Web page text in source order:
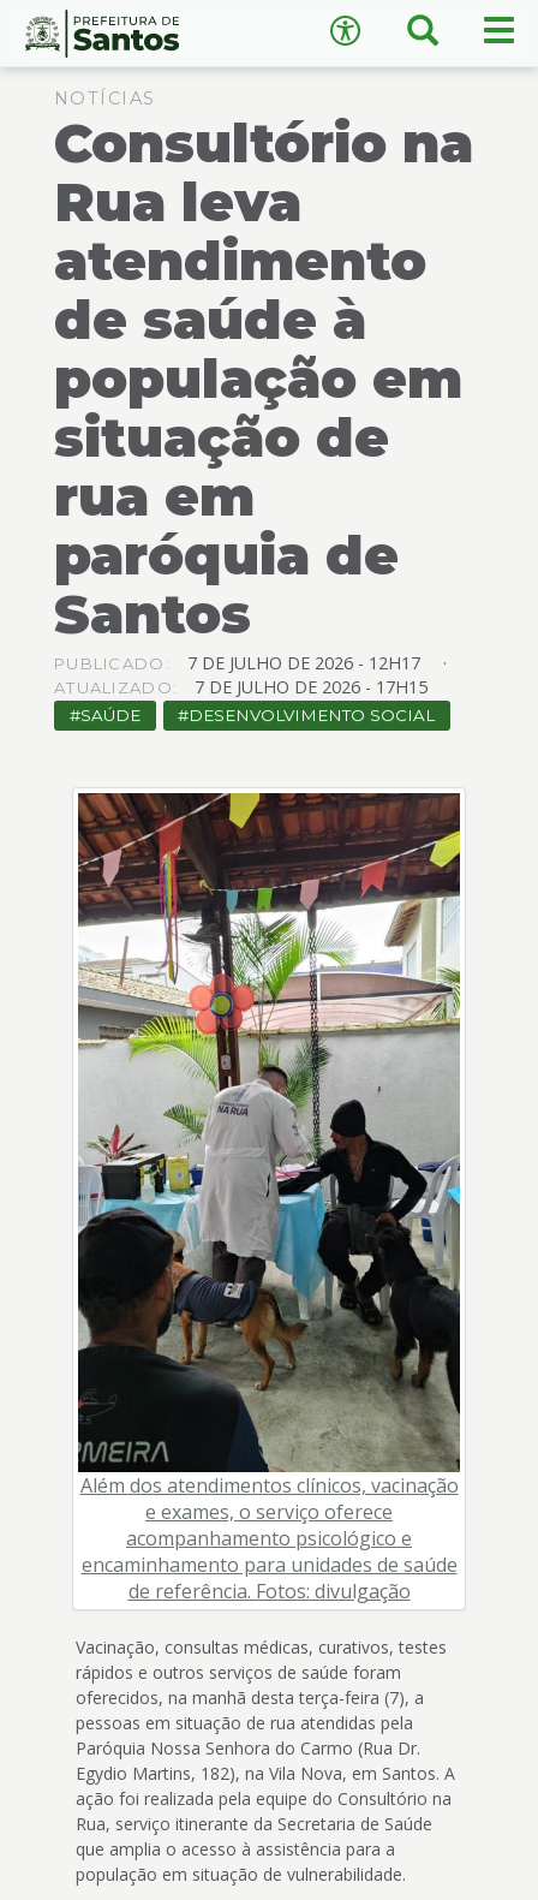
Ir
conteúdo
rodapé
Acessibilidade
Busca
Acessibilidade ×
↺Restaurar padrão
Conteúdo
NOTÍCIAS
Consultório na
Rua leva
atendimento
de saúde à
população em
situação de
rua em
paróquia de
Santos
PUBLICADO: 7 DE JULHO DE 2026 - 12H17
ATUALIZADO: 7 DE JULHO DE 2026 - 17H15
SAÚDE DESENVOLVIMENTO SOCIAL
Além dos atendimentos clínicos, vacinação
e exames, o serviço oferece
acompanhamento psicológico e
encaminhamento para unidades de saúde
de referência. Fotos: divulgação
Vacinação, consultas médicas, curativos, testes
rápidos e outros serviços de saúde foram
oferecidos, na manhã desta terça-feira (7), a
pessoas em situação de rua atendidas pela
Paróquia Nossa Senhora do Carmo (Rua Dr.
Egydio Martins, 182), na Vila Nova, em Santos. A
ação foi realizada pela equipe do Consultório na
Rua, serviço itinerante da Secretaria de Saúde
que amplia o acesso à assistência para a
população em situação de vulnerabilidade.